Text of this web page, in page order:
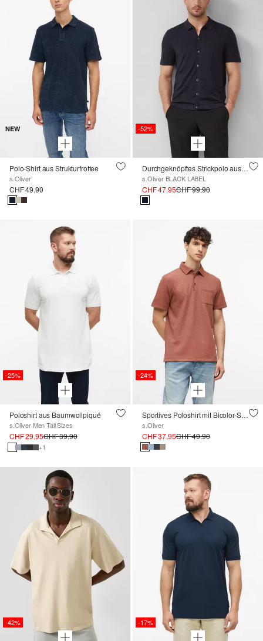
NEW
Polo-Shirt aus Strukturfrottee
s.Oliver
CHF 49.90
-52%
Durchgeknöpftes Strickpolo aus Baumwoll-Seidenmix
s.Oliver BLACK LABEL
CHF 47.95CHF 99.90
-25%
Poloshirt aus Baumwollpiqué
s.Oliver Men Tall Sizes
CHF 29.95CHF 39.90
+1
-24%
Sportives Poloshirt mit Bicolor-Struktur und Brusttasche
s.Oliver
CHF 37.95CHF 49.90
-42% -17%